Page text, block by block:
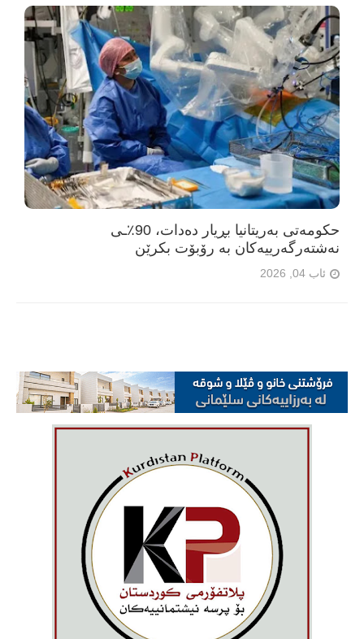
حکومەتی بەریتانیا بڕیار دەدات، 90٪ـی
نەشتەرگەرییەکان بە رۆبۆت بکرێن
ئاب 04, 2026